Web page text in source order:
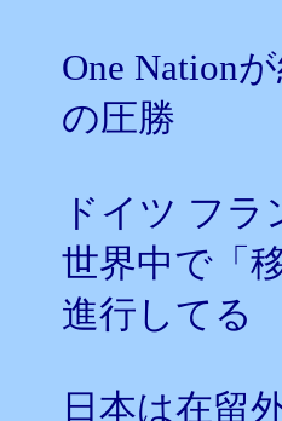
One Nation
の圧勝
ドイツ フ
世界中で「
進行してる
日本は在留